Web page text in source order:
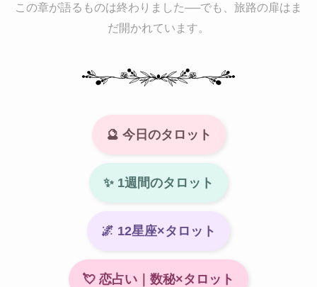
この章が語るものは終わりました──でも、旅路の扉はま
だ開かれています。
🔮 今日のタロット
✨ 1週間のタロット
🌌 12星座×タロット
💘 恋占い｜数秘×タロット